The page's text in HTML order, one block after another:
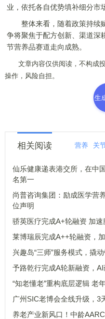
业，依托各自优势填补细分市
整体来看，随着政策持续
争将聚焦于配方创新、渠道深
节营养品赛道走向成熟。
文章内容仅供阅读，不构成投
操作，风险自担。
生
相关阅读 营养 关
仙乐健康递表港交所，在中
名第一
尚普咨询集团：励成医学营
位声明
骄英医疗完成A+轮融资 加
莱博瑞辰完成A++轮融资，
兴趣岛“三师”服务模式，撬
予路乾行完成A轮新融资，
“知老懂老”重构底层逻辑 老
广州SIC老博会全线升级，3
养老产业新风口！中龄